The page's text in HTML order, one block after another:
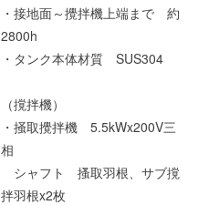
・接地面～攪拌機上端まで 約
2800h
・タンク本体材質 SUS304
（撹拌機）
・掻取攪拌機 5.5kWx200V三
相
シャフト 搔取羽根、サブ撹
拌羽根x2枚